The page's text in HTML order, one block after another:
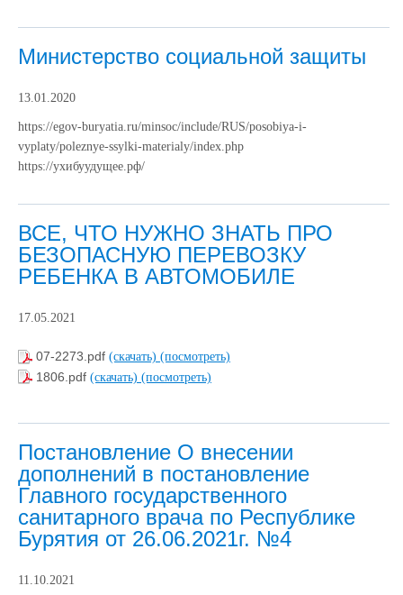
Министерство социальной защиты
13.01.2020
https://egov-buryatia.ru/minsoc/include/RUS/posobiya-i-
vyplaty/poleznye-ssylki-materialy/index.php
https://ухибуудущее.рф/
ВСЕ, ЧТО НУЖНО ЗНАТЬ ПРО
БЕЗОПАСНУЮ ПЕРЕВОЗКУ
РЕБЕНКА В АВТОМОБИЛЕ
17.05.2021
07-2273.pdf (скачать) (посмотреть)
1806.pdf (скачать) (посмотреть)
Постановление О внесении
дополнений в постановление
Главного государственного
санитарного врача по Республике
Бурятия от 26.06.2021г. №4
11.10.2021